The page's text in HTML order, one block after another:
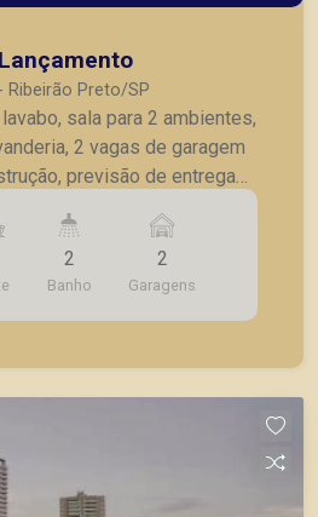
Ribeirão Preto/SP
sala para 2 ambientes,
2 vagas de garagem
2
Banho
2
Garagens